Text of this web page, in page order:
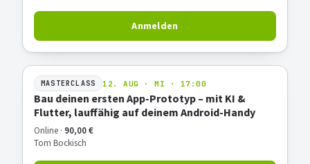
Anmelden
MASTERCLASS 12. AUG · MI · 17:00
Bau deinen ersten App-Prototyp – mit KI &
Flutter, lauffähig auf deinem Android-Handy
Online · 90,00 €
Tom Bockisch